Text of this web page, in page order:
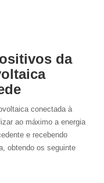
da
conectada à
ao máximo a energia
e recebendo
obtendo os seguinte